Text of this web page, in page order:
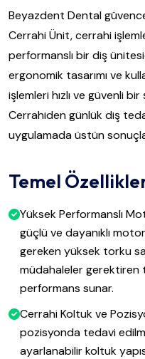
Beyazdent Dental
Cerrahi Ünit, cerrahi
performanslı bir diş
ergonomik tasarımı ve
işlemleri hızlı ve güvenli
Cerrahiden günlük diş
uygulamada üstün
Temel
Yüksek Performanslı
güçlü ve dayanıklı
gereken yüksek torku
müdahaleler gerektiren
performans sunar.
Cerrahi Koltuk ve
pozisyonda tedavi
ayarlanabilir koltuk